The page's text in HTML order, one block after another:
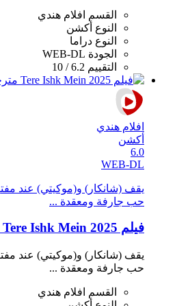
القسم
افلام هندي
النوع أكشن
النوع دراما
الجودة WEB-DL
التقييم 6.2 / 10
افلام هندي
أكشن
6.0
WEB-DL
يقف (شانكار) و(موكيتي) عند
حب جارفة ومعقدة ...
فيلم Tere Ishk Mein 2025 مترجم HD
يقف (شانكار) و(موكيتي) عند
حب جارفة ومعقدة ...
القسم
افلام هندي